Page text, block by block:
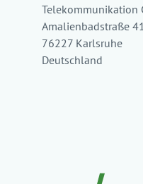
Telekommunikation
Amalienbadstraße
76227 Karlsruhe
Deutschland